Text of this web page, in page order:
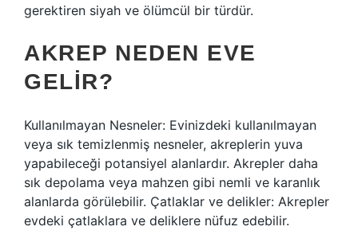
gerektiren siyah ve ölümcül bir türdür.
AKREP NEDEN EVE
GELIR?
Kullanılmayan Nesneler: Evinizdeki kullanılmayan
veya sık temizlenmiş nesneler, akreplerin yuva
yapabileceği potansiyel alanlardır. Akrepler daha
sık depolama veya mahzen gibi nemli ve karanlık
alanlarda görülebilir. Çatlaklar ve delikler: Akrepler
evdeki çatlaklara ve deliklere nüfuz edebilir.